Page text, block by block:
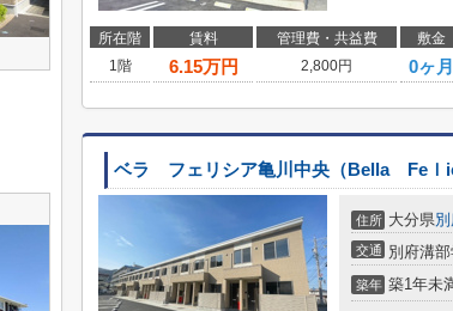
所在階 賃料 管理費・共益費 敷金
1階
6.15万円 2,800円 0ヶ月
ベラ フェリシア亀川中央（Bella Feｌ
住所 大分県
交通 別府溝
築年 築1年未